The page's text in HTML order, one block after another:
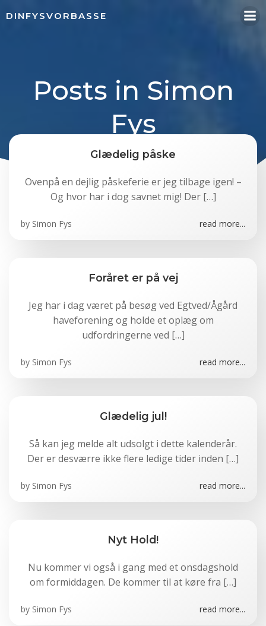
DINFYSVORBASSE
Posts in Simon
Fys
Glædelig påske
Ovenpå en dejlig påskeferie er jeg tilbage igen! –
Og hvor har i dog savnet mig! Der […]
by Simon Fys read more...
Foråret er på vej
Jeg har i dag været på besøg ved Egtved/Ågård
haveforening og holde et oplæg om
udfordringerne ved […]
by Simon Fys read more...
Glædelig jul!
Så kan jeg melde alt udsolgt i dette kalenderår.
Der er desværre ikke flere ledige tider inden […]
by Simon Fys read more...
Nyt Hold!
Nu kommer vi også i gang med et onsdagshold
om formiddagen. De kommer til at køre fra […]
by Simon Fys read more...